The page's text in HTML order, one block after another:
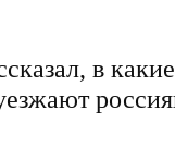
в